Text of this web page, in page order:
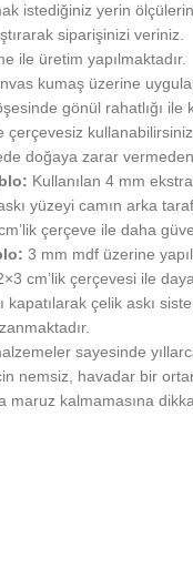
istediğiniz yerin
siparişinizi veriniz.
ile üretim yapılmaktadır.
kumaş üzerine
gönül rahatlığı
çerçevesiz
doğaya zarar vermeden
Kullanılan 4 mm
yüzeyi camın arka
çerçeve ile daha
3 mm mdf üzerine
cm’lik çerçevesi ile
kapatılarak çelik askı
sayesinde
nemsiz, havadar bir
maruz kalmamasına